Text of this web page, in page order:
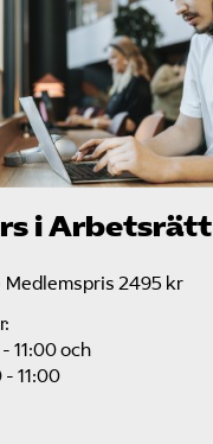
i Arbetsrätt
Medlemspris 2495 kr
11:00och
11:00